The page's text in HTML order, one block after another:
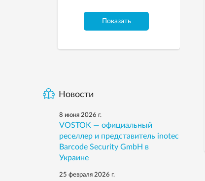
Показать
Новости
8 июня 2026 г.
VOSTOK — официальный
реселлер и представитель inotec
Barcode Security GmbH в
Украине
25 февраля 2026 г.